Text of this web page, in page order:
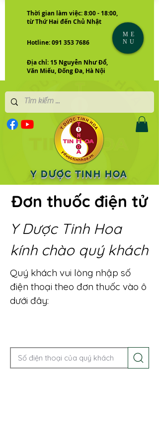
Thời gian làm việc: 8:00 - 18:00,
từ Thứ Hai đến Chủ Nhật
Hotline: 091 353 7686
Địa chỉ: 15 Nguyễn Như Đổ,
Văn Miếu, Đống Đa, Hà Nội
Y DƯỢC TINH HOA
ME
NU
Đơn thuốc điện tử
Y Dược Tinh Hoa
kính chào quý khách
Quý khách vui lòng nhập số
điện thoại theo đơn thuốc vào ô
dưới đây: